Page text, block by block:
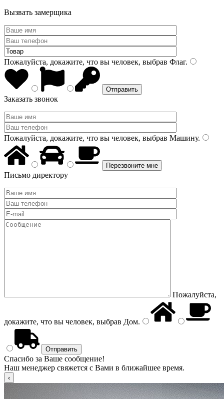
Вызвать замерщика
Пожалуйста, докажите, что вы человек, выбрав Флаг.
Заказать звонок
Пожалуйста, докажите, что вы человек, выбрав Машину.
Письмо директору
Пожалуйста,
докажите, что вы человек, выбрав Дом.
Спасибо за Ваше сообщение!
Наш менеджер свяжется с Вами в ближайшее время.